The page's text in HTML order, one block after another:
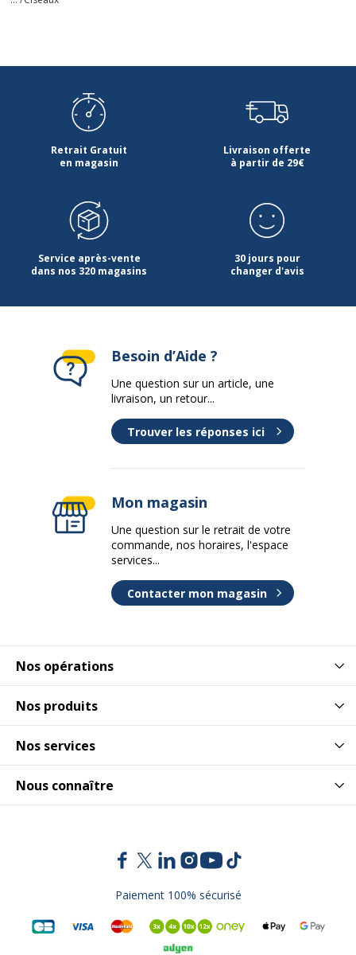
Retrait Gratuit
en magasin
Livraison offerte
à partir de 29€
Service après-vente
dans nos 320 magasins
30 jours pour
changer d'avis
Nos opérations
Nos produits
Nos services
Nous connaître
Besoin d’Aide ?
Une question sur un article, une
livraison, un retour...
Trouver les réponses ici
Mon magasin
Une question sur le retrait de votre
commande, nos horaires, l'espace
services...
Contacter mon magasin
Paiement 100% sécurisé